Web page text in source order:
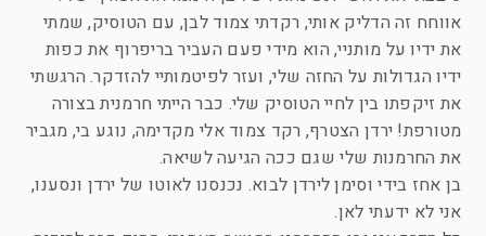
אווחח זה הדליק אותי, רקדתי צמוד לבן, עם הטוסיק, שמתי
את ידיו על מותניי, הוא מידי פעם העביר בריפרוף את כפות
ידיו הגדולות על החזה שלי, ועזר לפיטמותיי להזדקר. הרגשתי
את זיקפתו בין לחיי הטוסיק שלי. כבר הייתי חרמנית בצורה
מטורפת! ירדן הצטרף, רקד צמוד אלי מקדימה, נוגע בי, מגביר
את החרמנות שלי שגם ככה הגיעה לשיאה.
בן אחז בידי וסימן לירדן לבוא. נכנסנו לאוטו של ירדן ונסענו,
אני לא ידעתי לאן.